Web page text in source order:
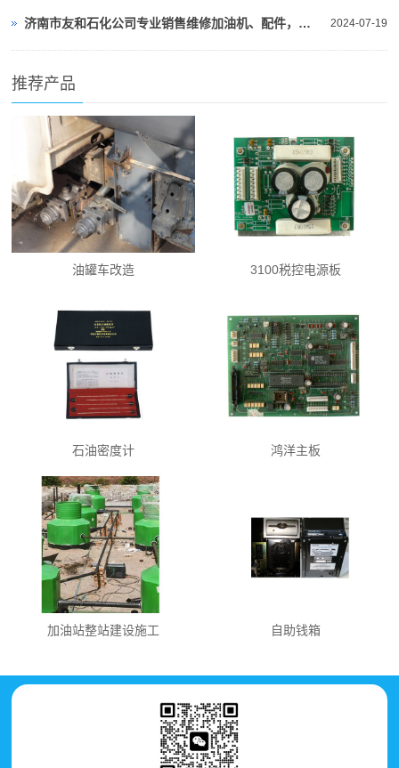
2024-07-19
济南市友和石化公司专业销售维修加油机、配件，欢迎咨询13506345655
推荐产品
油罐车改造 3100税控电源板
石油密度计 鸿洋主板
加油站整站建设施工 自助钱箱